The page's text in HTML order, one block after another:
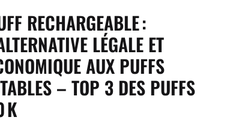
RECHARGEABLE :
LÉGALE ET
AUX PUFFS
– TOP 3 DES PUFFS
K